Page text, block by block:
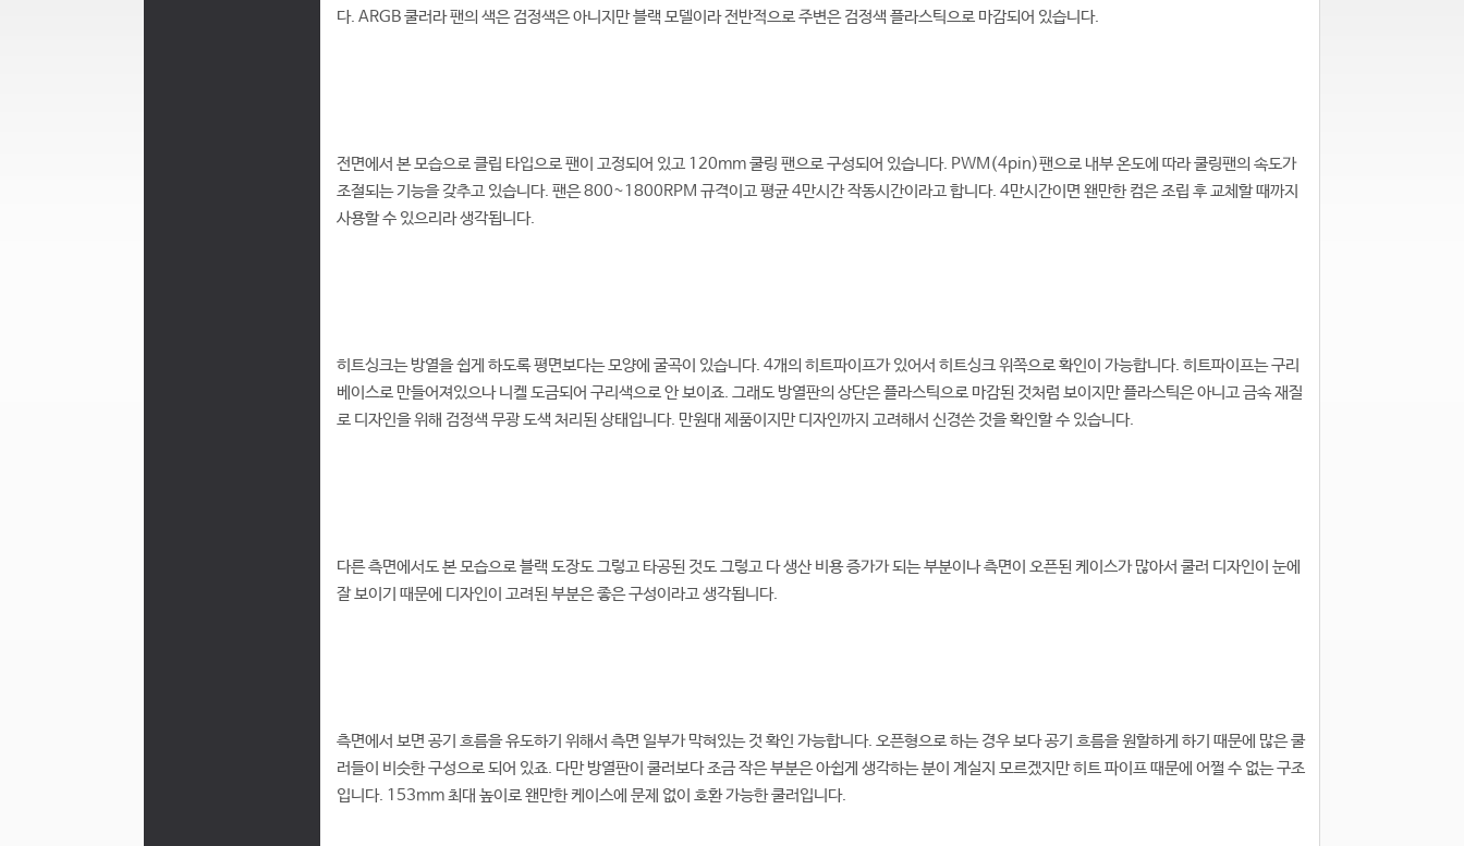
다. ARGB 쿨러라 팬의 색은 검정색은 아니지만 블랙 모델이라 전반적으로 주변은 검정색 플라스틱으로 마감되어 있습니다.
전면에서 본 모습으로 클립 타입으로 팬이 고정되어 있고 120mm 쿨링 팬으로 구성되어 있습니다. PWM(4pin)팬으로 내부 온도에 따라 쿨링팬의 속도가
조절되는 기능을 갖추고 있습니다. 팬은 800~1800RPM 규격이고 평균 4만시간 작동시간이라고 합니다. 4만시간이면 왠만한 컴은 조립 후 교체할 때까지
사용할 수 있으리라 생각됩니다.
히트싱크는 방열을 쉽게 하도록 평면보다는 모양에 굴곡이 있습니다. 4개의 히트파이프가 있어서 히트싱크 위쪽으로 확인이 가능합니다. 히트파이프는 구리
베이스로 만들어져있으나 니켈 도금되어 구리색으로 안 보이죠. 그래도 방열판의 상단은 플라스틱으로 마감된 것처럼 보이지만 플라스틱은 아니고 금속 재질
로 디자인을 위해 검정색 무광 도색 처리된 상태입니다. 만원대 제품이지만 디자인까지 고려해서 신경쓴 것을 확인할 수 있습니다.
다른 측면에서도 본 모습으로 블랙 도장도 그렇고 타공된 것도 그렇고 다 생산 비용 증가가 되는 부분이나 측면이 오픈된 케이스가 많아서 쿨러 디자인이 눈에
잘 보이기 때문에 디자인이 고려된 부분은 좋은 구성이라고 생각됩니다.
측면에서 보면 공기 흐름을 유도하기 위해서 측면 일부가 막혀있는 것 확인 가능합니다. 오픈형으로 하는 경우 보다 공기 흐름을 원할하게 하기 때문에 많은 쿨
러들이 비슷한 구성으로 되어 있죠. 다만 방열판이 쿨러보다 조금 작은 부분은 아쉽게 생각하는 분이 계실지 모르겠지만 히트 파이프 때문에 어쩔 수 없는 구조
입니다. 153mm 최대 높이로 왠만한 케이스에 문제 없이 호환 가능한 쿨러입니다.